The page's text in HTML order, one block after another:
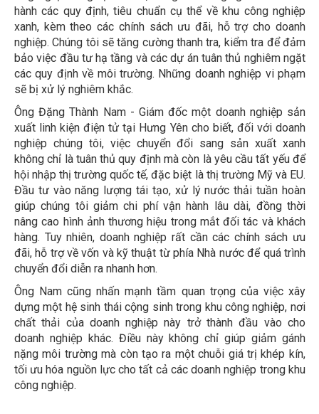
hành các quy định, tiêu chuẩn cụ thể về khu công nghiệp
xanh, kèm theo các chính sách ưu đãi, hỗ trợ cho doanh
nghiệp. Chúng tôi sẽ tăng cường thanh tra, kiểm tra để đảm
bảo việc đầu tư hạ tầng và các dự án tuân thủ nghiêm ngặt
các quy định về môi trường. Những doanh nghiệp vi phạm
sẽ bị xử lý nghiêm khắc.
Ông Đặng Thành Nam - Giám đốc một doanh nghiệp sản
xuất linh kiện điện tử tại Hưng Yên cho biết, đối với doanh
nghiệp chúng tôi, việc chuyển đổi sang sản xuất xanh
không chỉ là tuân thủ quy định mà còn là yêu cầu tất yếu để
hội nhập thị trường quốc tế, đặc biệt là thị trường Mỹ và EU.
Đầu tư vào năng lượng tái tạo, xử lý nước thải tuần hoàn
giúp chúng tôi giảm chi phí vận hành lâu dài, đồng thời
nâng cao hình ảnh thương hiệu trong mắt đối tác và khách
hàng. Tuy nhiên, doanh nghiệp rất cần các chính sách ưu
đãi, hỗ trợ về vốn và kỹ thuật từ phía Nhà nước để quá trình
chuyển đổi diễn ra nhanh hơn.
Ông Nam cũng nhấn mạnh tầm quan trọng của việc xây
dựng một hệ sinh thái cộng sinh trong khu công nghiệp, nơi
chất thải của doanh nghiệp này trở thành đầu vào cho
doanh nghiệp khác. Điều này không chỉ giúp giảm gánh
nặng môi trường mà còn tạo ra một chuỗi giá trị khép kín,
tối ưu hóa nguồn lực cho tất cả các doanh nghiệp trong khu
công nghiệp.